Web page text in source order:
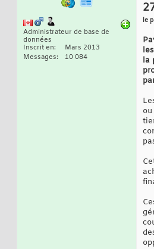
Administrateur de base de
données
Inscrit en
Mars 2013
Messages
10 084
le
la